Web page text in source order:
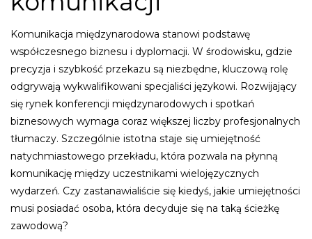
Komunikacja międzynarodowa stanowi podstawę
współczesnego biznesu i dyplomacji. W środowisku, gdzie
precyzja i szybkość przekazu są niezbędne, kluczową rolę
odgrywają wykwalifikowani specjaliści językowi. Rozwijający
się rynek konferencji międzynarodowych i spotkań
biznesowych wymaga coraz większej liczby profesjonalnych
tłumaczy. Szczególnie istotna staje się umiejętność
natychmiastowego przekładu, która pozwala na płynną
komunikację między uczestnikami wielojęzycznych
wydarzeń. Czy zastanawialiście się kiedyś, jakie umiejętności
musi posiadać osoba, która decyduje się na taką ścieżkę
zawodową?